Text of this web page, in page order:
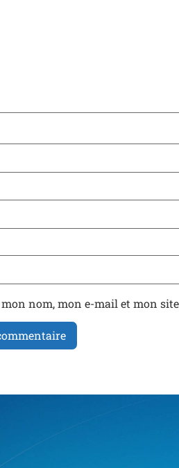
nom, mon e-mail et mon